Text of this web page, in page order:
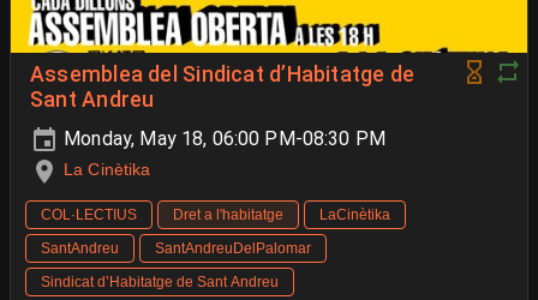
Assemblea del Sindicat d’Habitatge de
Sant Andreu
Monday, May 18, 06:00 PM-08:30 PM
La Cinètika
COL·LECTIUS Dret a l'habitatge
LaCinètika
SantAndreu
SantAndreuDelPalomar
Sindicat d’Habitatge de Sant Andreu